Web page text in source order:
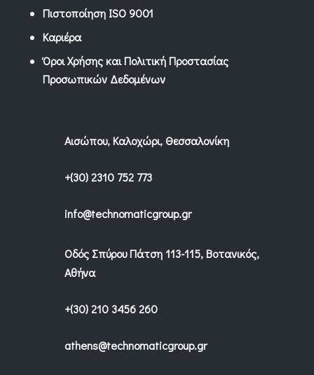
Πιστοποίηση ISO 9001
Καριέρα
Όροι Χρήσης και Πολιτική Προστασίας
Προσωπικών Δεδομένων
Αισώπου, Καλοχώρι, Θεσσαλονίκη
+(30) 2310 752 773
info@technomaticgroup.gr
Οδός Σπύρου Πάτση 113-115, Βοτανικός,
Αθήνα
+(30) 210 3456 260
athens@technomaticgroup.gr